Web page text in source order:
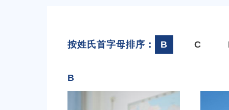
按姓氏首字母排序： B C
B